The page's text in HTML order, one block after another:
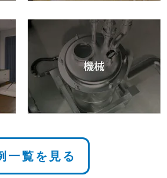
一覧を見る